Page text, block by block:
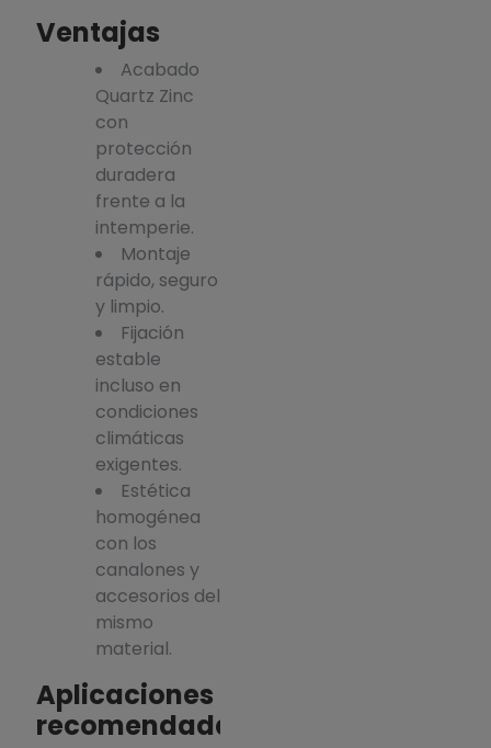
Ventajas
Acabado
Quartz Zinc
con
protección
duradera
frente a la
intemperie.
Montaje
rápido, seguro
y limpio.
Fijación
estable
incluso en
condiciones
climáticas
exigentes.
Estética
homogénea
con los
canalones y
accesorios del
mismo
material.
Aplicaciones
recomendadas